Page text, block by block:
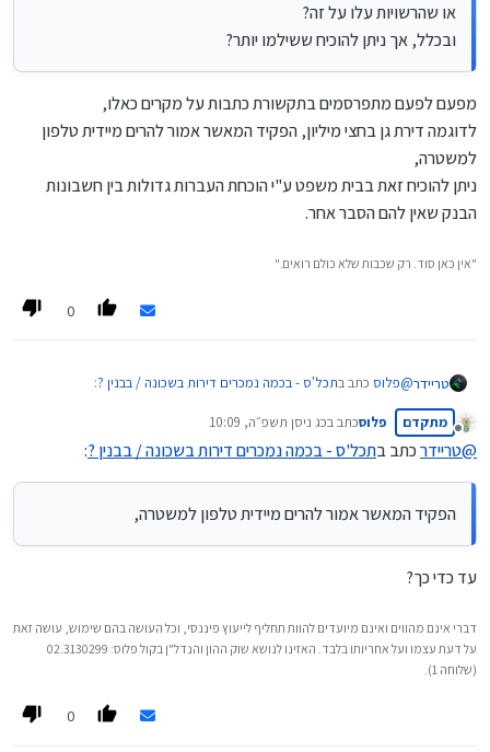
או שהרשויות עלו על זה?
ובכלל, אך ניתן להוכיח ששילמו יותר?
מפעם לפעם מתפרסמים בתקשורת כתבות על מקרים כאלו,
לדוגמה דירת גן בחצי מיליון, הפקיד המאשר אמור להרים מיידית טלפון
למשטרה,
ניתן להוכיח זאת בבית משפט ע"י הוכחת העברות גדולות בין חשבונות
הבנק שאין להם הסבר אחר.
"אין כאן סוד. רק שכבות שלא כולם רואים."
0
טריידר@פלוס כתב בתכל'ס - בכמה נמכרים דירות בשכונה / בבנין ?:
או שהרשויות עלו על זה?
ובכלל, אך ניתן להוכיח ששילמו יותר?
לדוגמה דירת גן בחצי מיליון, הפקיד המאשר אמור להרים מיידית טלפון
למשטרה,
שאין להם הסבר אחר.
מנותק
מתקדם פלוסכתב בכג ניסן תשפ״ה, 10:09
נערך לאחרונה על ידי
@טריידרכתב בתכל'ס - בכמה נמכרים דירות בשכונה / בבנין ?:
הפקיד המאשר אמור להרים מיידית טלפון למשטרה,
עד כדי כך?
דברי אינם מהווים ואינם מיועדים להוות תחליף לייעוץ פיננסי, וכל העושה בהם שימוש, עושה זאת
על דעת עצמו ועל אחריותו בלבד. האזינו לנושא שוק ההון והנדל"ן בקול פלוס: 02.3130299
(שלוחה 1).
0